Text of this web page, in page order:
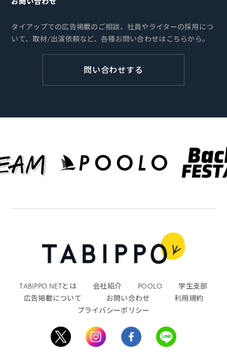
タイアップでの広告掲載のご相談、社員やライターの採用につ
いて、取材/出演依頼など、各種お問い合わせはこちらから。
問い合わせする
TABIPPO.NETとは 会社紹介 POOLO
学生支部
広告掲載について
お問い合わせ
利用規約
プライバシーポリシー